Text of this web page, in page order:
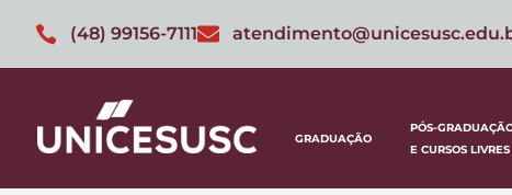
(48) 99156-7111
GRADUAÇÃO
PÓS-
E CURSOS LIVRES